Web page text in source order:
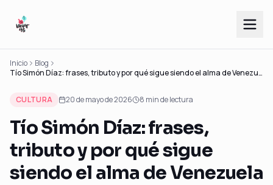
Inicio
Blog
Tío Simón Díaz: frases, tributo y por qué sigue siendo el alma de Venezuela
CULTURA 20 de mayo de 2026 8 min de lectura
Tío Simón Díaz: frases,
tributo y por qué sigue
siendo el alma de Venezuela